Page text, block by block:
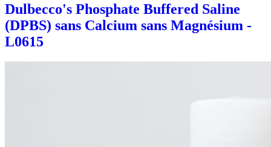
Dulbecco's Phosphate Buffered Saline
(DPBS) sans Calcium sans Magnésium -
L0615